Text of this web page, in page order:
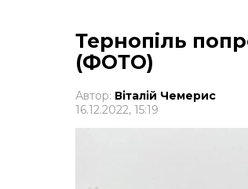
Тернопіль
(ФОТО)
Автор: Віталій Чемерис
16.12.2022, 15:19